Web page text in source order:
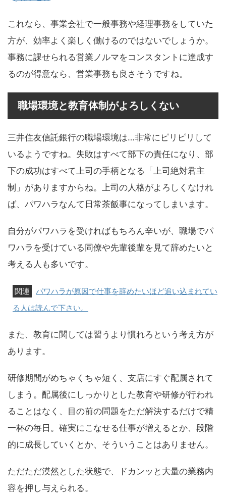
これなら、事業会社で一般事務や経理事務をしていた
方が、効率よく楽しく働けるのではないでしょうか。
事務に課せられる営業ノルマをコンスタントに達成す
るのが得意なら、営業事務も良さそうですね。
職場環境と教育体制がよろしくない
三井住友信託銀行の職場環境は…非常にピリピリして
いるようですね。失敗はすべて部下の責任になり、部
下の成功はすべて上司の手柄となる「上司絶対君主
制」がありますからね。上司の人格がよろしくなけれ
ば、パワハラなんて日常茶飯事になってしまいます。
自分がパワハラを受ければもちろん辛いが、職場でパ
ワハラを受けている同僚や先輩後輩を見て辞めたいと
考える人も多いです。
パワハラが原因で仕事を辞めたいほど追い込まれてい
る人は読んで下さい。
また、教育に関しては習うより慣れろという考え方が
あります。
研修期間がめちゃくちゃ短く、支店にすぐ配属されて
しまう。配属後にしっかりとした教育や研修が行われ
ることはなく、目の前の問題をただ解決するだけで精
一杯の毎日。確実にこなせる仕事が増えるとか、段階
的に成長していくとか、そういうことはありません。
ただただ漠然とした状態で、ドカンッと大量の業務内
容を押し与えられる。